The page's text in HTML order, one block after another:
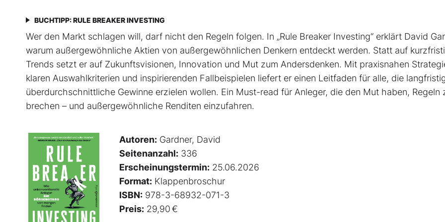
BUCHTIPP: RULE BREAKER INVESTING
Wer den Markt schlagen will, darf nicht den Regeln folgen. In „Rule Breaker Investing“ erklärt David
warum außergewöhnliche Aktien von außer­gewöhnlichen Denkern entdeckt werden. Statt auf
Trends setzt er auf Zukunftsvisionen, Innovation und Mut zum Andersdenken. Mit praxisnahen
klaren Auswahlkriterien und inspirierenden Fallbeispielen liefert er einen Leit­faden für alle, die
überdurchschnittliche Gewinne erzielen wollen. Ein Must-read für Anleger, die den Mut haben, Regeln
brechen – und außergewöhnliche Renditen einzufahren.
Autoren: Gardner, David
Seitenanzahl: 336
Erscheinungstermin: 25.06.2026
Format: Klappenbroschur
ISBN: 978-3-68932-071-3
Preis: 29,90 €